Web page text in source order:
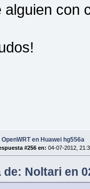
alguien con
OpenWRT en Huawei hg556a
#256 en: 04-07-2012,
de: Noltari en